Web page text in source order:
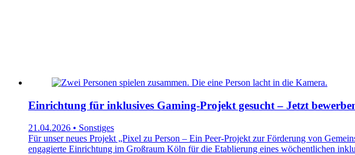
Einrichtung für inklusives Gaming-Projekt gesucht – Jetzt
21.04.2026 • Sonstiges
Für unser neues Projekt „Pixel zu Person – Ein Peer-Projekt zur Förderung von
engagierte Einrichtung im Großraum Köln für die Etablierung eines wöchentlichen